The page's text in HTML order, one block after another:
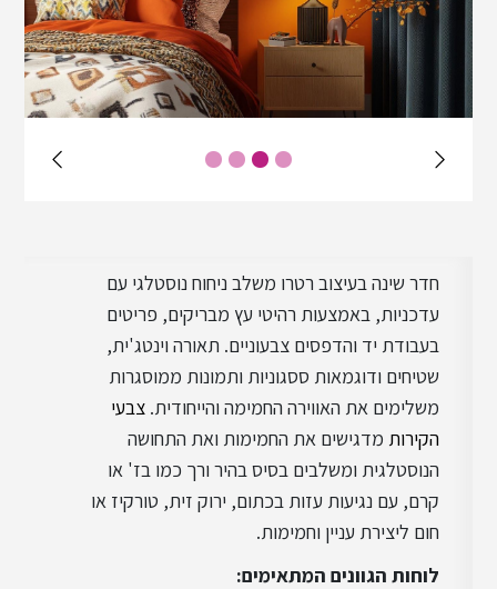
עיצוב מודרני
עיצוב טוסקני
עיצוב ביופילי
עיצוב שאבי שיק
עיצוב מינימליסטי
עיצוב סקנדינבי
חדר שינה בעיצוב רטרו משלב ניחוח נוסטלגי עם
עדכניות, באמצעות רהיטי עץ מבריקים, פריטים
בעבודת יד והדפסים צבעוניים. תאורה וינטג'ית,
שטיחים ודוגמאות ססגוניות ותמונות ממוסגרות
משלימים את האווירה החמימה והייחודית.צבעי
הקירות מדגישים את החמימות ואת התחושה
הנוסטלגית ומשלבים בסיס בהיר ורך כמו בז' או
קרם, עם נגיעות עזות בכתום, ירוק זית, טורקיז או
חום ליצירת עניין וחמימות.
לוחות הגוונים המתאימים: